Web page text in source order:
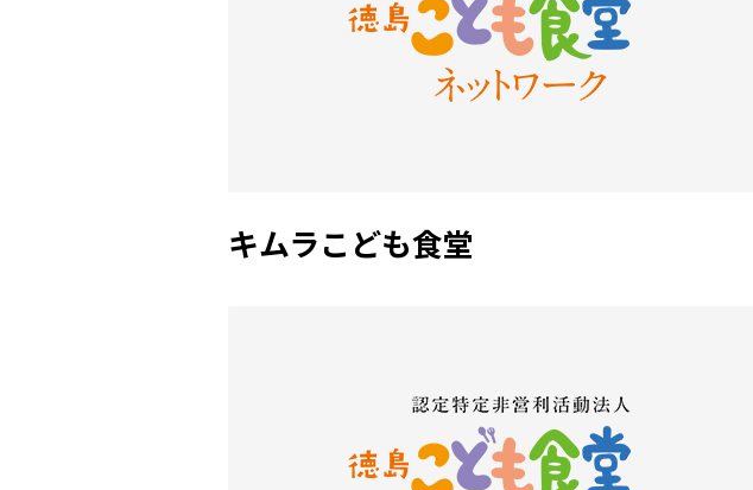
キムラこども食堂